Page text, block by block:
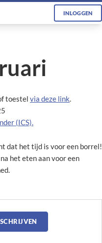
INLOGGEN
toestel via deze link.
(ICS).
dat het tijd is voor een borrel!
het eten aan voor een